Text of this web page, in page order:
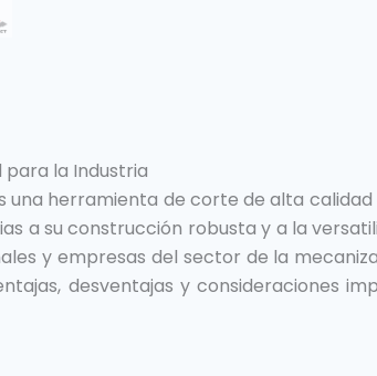
para la Industria
una herramienta de corte de alta
a su construcción robusta y a la
y empresas del sector de la
desventajas y consideraciones